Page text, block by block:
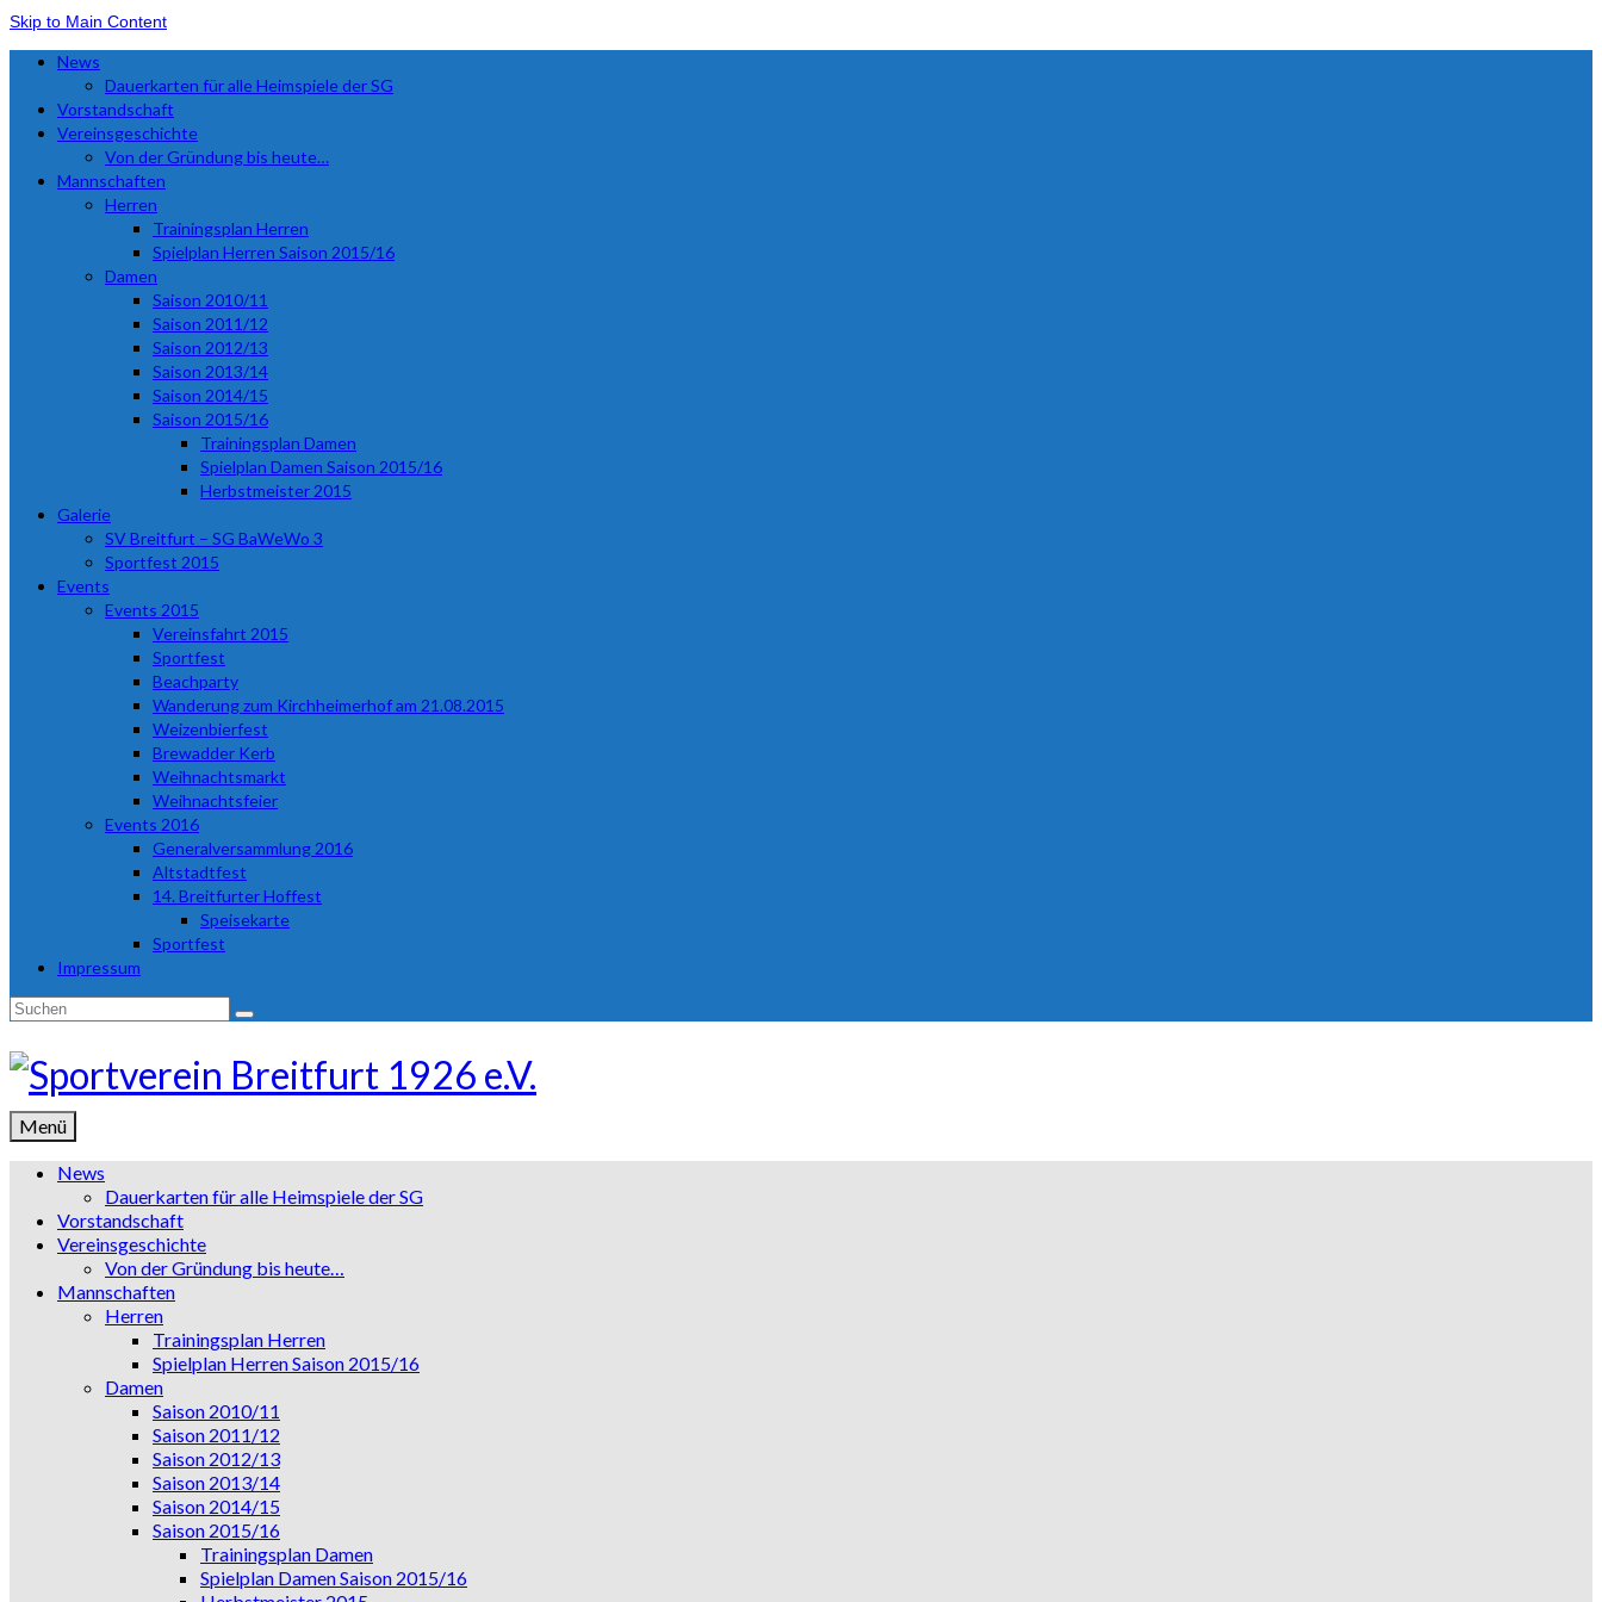
Skip to Main Content
News
Dauerkarten für alle Heimspiele der SG
Vorstandschaft
Vereinsgeschichte
Von der Gründung bis heute…
Mannschaften
Herren
Trainingsplan Herren
Spielplan Herren Saison 2015/16
Damen
Saison 2010/11
Saison 2011/12
Saison 2012/13
Saison 2013/14
Saison 2014/15
Saison 2015/16
Trainingsplan Damen
Spielplan Damen Saison 2015/16
Herbstmeister 2015
Galerie
SV Breitfurt – SG BaWeWo 3
Sportfest 2015
Events
Events 2015
Vereinsfahrt 2015
Sportfest
Beachparty
Wanderung zum Kirchheimerhof am 21.08.2015
Weizenbierfest
Brewadder Kerb
Weihnachtsmarkt
Weihnachtsfeier
Events 2016
Generalversammlung 2016
Altstadtfest
14. Breitfurter Hoffest
Speisekarte
Sportfest
Impressum
Suchen
Menü
News
Dauerkarten für alle Heimspiele der SG
Vorstandschaft
Vereinsgeschichte
Von der Gründung bis heute…
Mannschaften
Herren
Trainingsplan Herren
Spielplan Herren Saison 2015/16
Damen
Saison 2010/11
Saison 2011/12
Saison 2012/13
Saison 2013/14
Saison 2014/15
Saison 2015/16
Trainingsplan Damen
Spielplan Damen Saison 2015/16